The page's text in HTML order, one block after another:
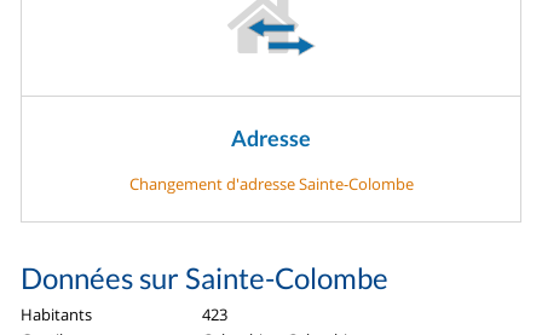
Adresse
Changement d'adresse Sainte-Colombe
Données sur Sainte-Colombe
Habitants
423